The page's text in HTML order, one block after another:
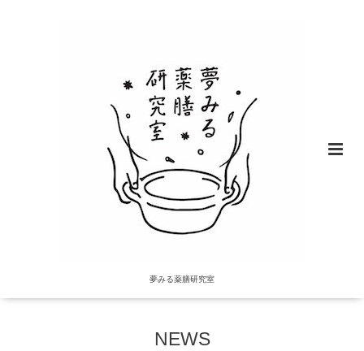
夢みる薬膳研究室
NEWS